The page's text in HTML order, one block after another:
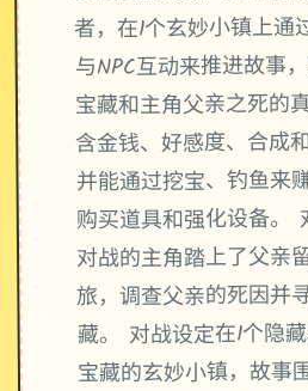
者，在1个玄妙小镇上通
与NPC互动来推进故事
宝藏和主角父亲之死的
含金钱、好感度、合成
并能通过挖宝、钓鱼来
购买道具和强化设备。
对战的主角踏上了父亲
旅，调查父亲的死因并
藏。 对战设定在1个隐
宝藏的玄妙小镇，故事